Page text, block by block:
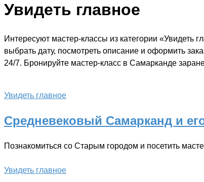
Увидеть главное
Интересуют мастер-классы из категории
выбрать дату, посмотреть описание и оформить
24/7. Бронируйте мастер-класс в Самарканде
Увидеть главное
Средневековый Самарканд и
Познакомиться со Старым городом и посетить
Увидеть главное